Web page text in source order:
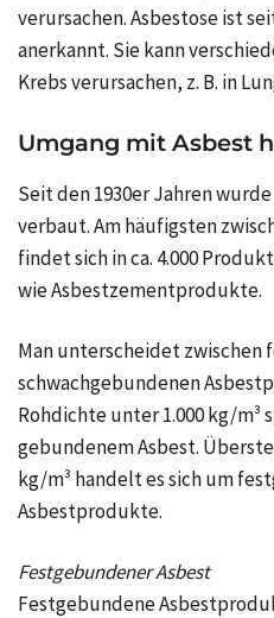
verursachen. Asbestose ist
anerkannt. Sie kann
Krebs verursachen, z. B. in
Umgang mit Asbest
Seit den 1930er Jahren
verbaut. Am häufigsten
findet sich in ca. 4.000
wie Asbestzementprodukte.
Man unterscheidet zwischen
schwachgebundenen
Rohdichte unter 1.000 kg/m³
gebundenem Asbest.
kg/m³ handelt es sich um
Asbestprodukte.
Festgebundener Asbest
Festgebundene